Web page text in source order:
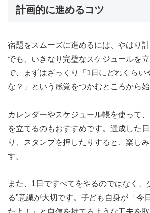
計画的に進めるコツ
宿題をスムーズに進めるには、やはり計
でも、いきなり完璧なスケジュールを
で、まずはざっくり「1日にどれくらい
な？」という感覚をつかむところから始
カレンダーやスケジュール帳を使って
を立てるのもおすすめです。達成した
り、スタンプを押したりすると、楽し
す。
また、1日ですべてをやるのではなく、
る”意識が大切です。子ども自身が「今